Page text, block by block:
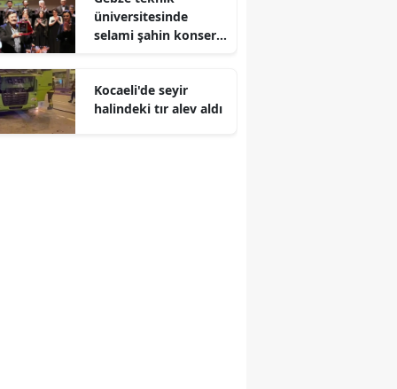
Malatya
Kahramanmaraş
üniversitesinde
selami şahin konseri
Kocaeli'de seyir
halindeki tır alev aldı